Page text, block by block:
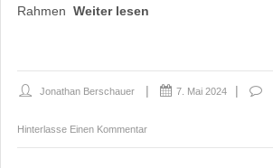
Rahmen Weiter lesen
Jonathan Berschauer 7. Mai 2024
Hinterlasse Einen Kommentar